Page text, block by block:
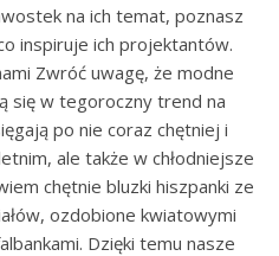
na ich temat, poznasz
inspiruje ich projektantów.
Zwróć uwagę, że modne
się w tegoroczny trend na
po nie coraz chętniej i
ale także w chłodniejsze
chętnie bluzki hiszpanki ze
ozdobione kwiatowymi
Dzięki temu nasze